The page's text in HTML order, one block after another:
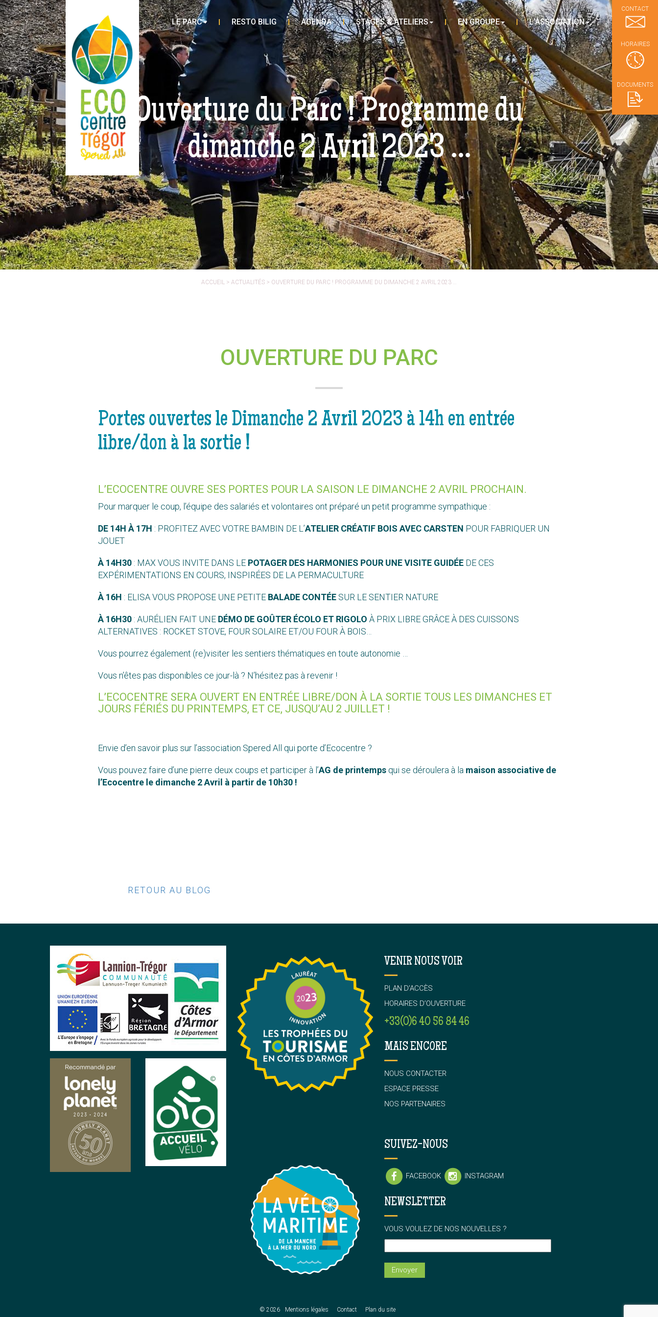
LE PARC RESTO BILIG AGENDA STAGES & ATELIERS EN GROUPE L’ASSOCIATION
Ouverture du Parc ! Programme du
dimanche 2 Avril 2023 …
ACCUEIL > ACTUALITÉS > OUVERTURE DU PARC ! PROGRAMME DU DIMANCHE 2 AVRIL 2023 …
OUVERTURE DU PARC
Portes ouvertes le Dimanche 2 Avril 2023 à 14h en entrée
libre/don à la sortie !
L’ECOCENTRE OUVRE SES PORTES POUR LA SAISON LE DIMANCHE 2 AVRIL PROCHAIN.
Pour marquer le coup, l’équipe des salariés et volontaires ont préparé un petit programme sympathique :
DE 14H À 17H : PROFITEZ AVEC VOTRE BAMBIN DE L’ATELIER CRÉATIF BOIS AVEC CARSTEN POUR FABRIQUER UN
JOUET
À 14H30: MAX VOUS INVITE DANS LE POTAGER DES HARMONIES POUR UNE VISITE GUIDÉEDE CES
EXPÉRIMENTATIONS EN COURS, INSPIRÉES DE LA PERMACULTURE
À 16H : ELISA VOUS PROPOSE UNE PETITE BALADE CONTÉESUR LE SENTIER NATURE
À 16H30: AURÉLIEN FAIT UNE DÉMO DE GOÛTER ÉCOLO ET RIGOLO À PRIX LIBRE GRÂCE À DES CUISSONS
ALTERNATIVES : ROCKET STOVE, FOUR SOLAIRE ET/OU FOUR À BOIS…
Vous pourrez également (re)visiter les sentiers thématiques en toute autonomie …
Vous n’êtes pas disponibles ce jour-là ? N’hésitez pas à revenir !
L’ECOCENTRE SERA OUVERT EN ENTRÉE LIBRE/DON À LA SORTIE TOUS LES DIMANCHES ET
JOURS FÉRIÉS DU PRINTEMPS, ET CE, JUSQU’AU 2 JUILLET !
Envie d’en savoir plus sur l’association Spered All qui porte d’Ecocentre ?
Vous pouvez faire d’une pierre deux coups et participer à l’AG de printempsqui se déroulera à la maison associative de
l’Ecocentre le dimanche 2 Avril à partir de 10h30 !
RETOUR AU BLOG
VENIR NOUS VOIR
PLAN D’ACCÈS
HORAIRES D’OUVERTURE
+33(0)6 40 56 84 46
MAIS ENCORE
NOUS CONTACTER
ESPACE PRESSE
NOS PARTENAIRES
SUIVEZ-NOUS
FACEBOOK INSTAGRAM
NEWSLETTER
VOUS VOULEZ DE NOS NOUVELLES ?
© 2026 Mentions légales Contact Plan du site
CONTACT
HORAIRES
DOCUMENTS